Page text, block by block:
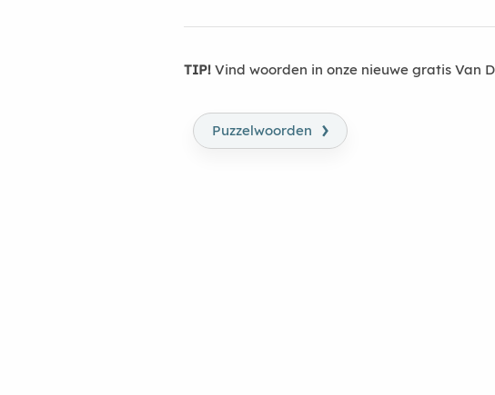
TIP! Vind woorden in onze nieuwe gratis Van
Puzzelwoorden ›